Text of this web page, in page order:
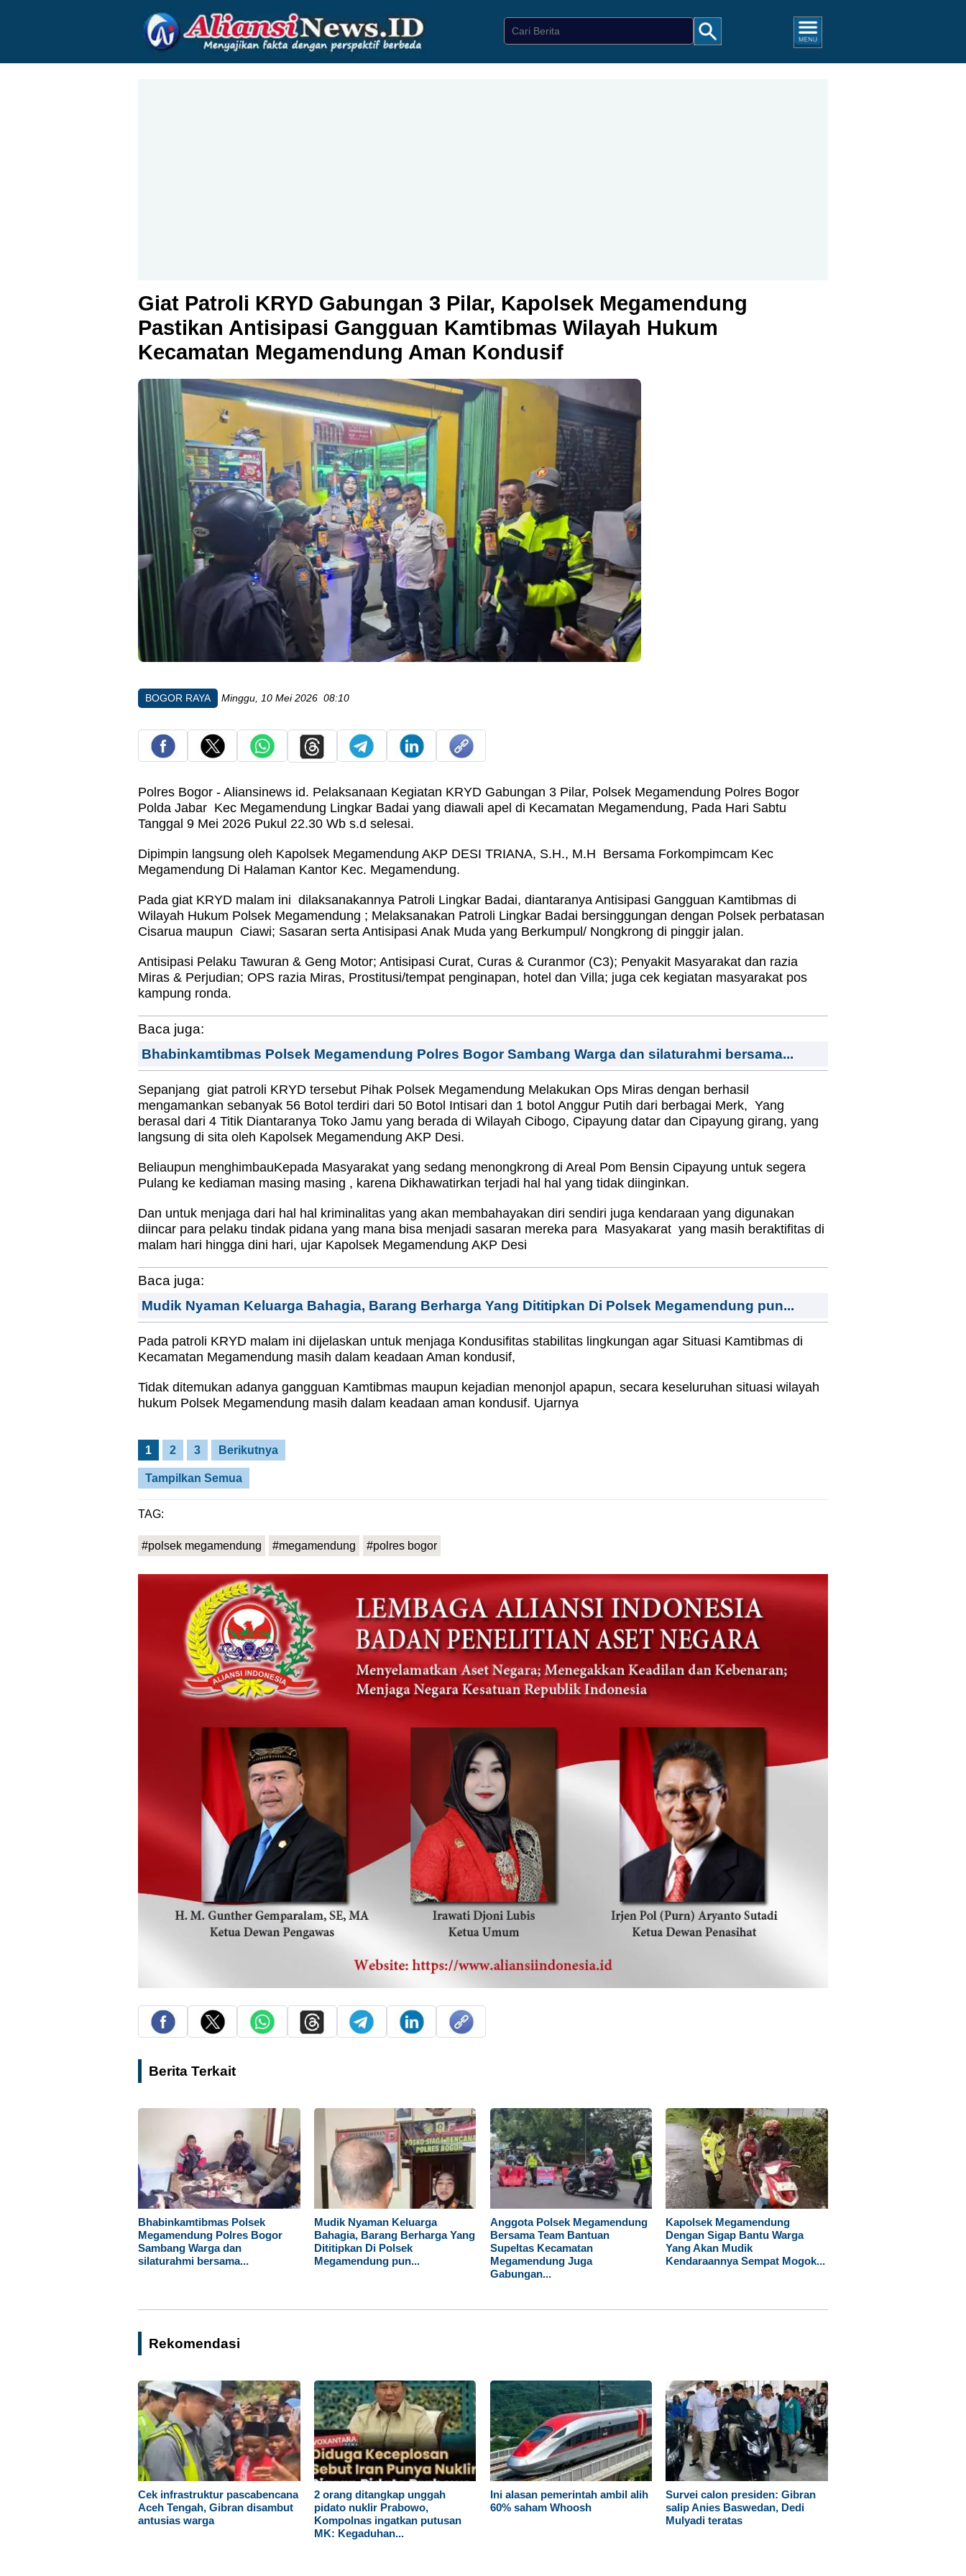
Giat Patroli KRYD Gabungan 3 Pilar, Kapolsek Megamendung
Pastikan Antisipasi Gangguan Kamtibmas Wilayah Hukum
Kecamatan Megamendung Aman Kondusif
BOGOR RAYA Minggu, 10 Mei 2026 08:10
Polres Bogor - Aliansinews id. Pelaksanaan Kegiatan KRYD Gabungan 3 Pilar, Polsek Megamendung Polres Bogor
Polda Jabar Kec Megamendung Lingkar Badai yang diawali apel di Kecamatan Megamendung, Pada Hari Sabtu
Tanggal 9 Mei 2026 Pukul 22.30 Wb s.d selesai.
Dipimpin langsung oleh Kapolsek Megamendung AKP DESI TRIANA, S.H., M.H Bersama Forkompimcam Kec
Megamendung Di Halaman Kantor Kec. Megamendung.
Pada giat KRYD malam ini dilaksanakannya Patroli Lingkar Badai, diantaranya Antisipasi Gangguan Kamtibmas di
Wilayah Hukum Polsek Megamendung ; Melaksanakan Patroli Lingkar Badai bersinggungan dengan Polsek perbatasan
Cisarua maupun Ciawi; Sasaran serta Antisipasi Anak Muda yang Berkumpul/ Nongkrong di pinggir jalan.
Antisipasi Pelaku Tawuran & Geng Motor; Antisipasi Curat, Curas & Curanmor (C3); Penyakit Masyarakat dan razia
Miras & Perjudian; OPS razia Miras, Prostitusi/tempat penginapan, hotel dan Villa; juga cek kegiatan masyarakat pos
kampung ronda.
Baca juga:
Bhabinkamtibmas Polsek Megamendung Polres Bogor Sambang Warga dan silaturahmi bersama...
Sepanjang giat patroli KRYD tersebut Pihak Polsek Megamendung Melakukan Ops Miras dengan berhasil
mengamankan sebanyak 56 Botol terdiri dari 50 Botol Intisari dan 1 botol Anggur Putih dari berbagai Merk, Yang
berasal dari 4 Titik Diantaranya Toko Jamu yang berada di Wilayah Cibogo, Cipayung datar dan Cipayung girang, yang
langsung di sita oleh Kapolsek Megamendung AKP Desi.
Beliaupun menghimbauKepada Masyarakat yang sedang menongkrong di Areal Pom Bensin Cipayung untuk segera
Pulang ke kediaman masing masing , karena Dikhawatirkan terjadi hal hal yang tidak diinginkan.
Dan untuk menjaga dari hal hal kriminalitas yang akan membahayakan diri sendiri juga kendaraan yang digunakan
diincar para pelaku tindak pidana yang mana bisa menjadi sasaran mereka para Masyakarat yang masih beraktifitas di
malam hari hingga dini hari, ujar Kapolsek Megamendung AKP Desi
Baca juga:
Mudik Nyaman Keluarga Bahagia, Barang Berharga Yang Dititipkan Di Polsek Megamendung pun...
Pada patroli KRYD malam ini dijelaskan untuk menjaga Kondusifitas stabilitas lingkungan agar Situasi Kamtibmas di
Kecamatan Megamendung masih dalam keadaan Aman kondusif,
Tidak ditemukan adanya gangguan Kamtibmas maupun kejadian menonjol apapun, secara keseluruhan situasi wilayah
hukum Polsek Megamendung masih dalam keadaan aman kondusif. Ujarnya
1 2 3 Berikutnya
Tampilkan Semua
TAG:
#polsek megamendung #megamendung #polres bogor
Berita Terkait
Bhabinkamtibmas Polsek
Megamendung Polres Bogor
Sambang Warga dan
silaturahmi bersama...
Mudik Nyaman Keluarga
Bahagia, Barang Berharga Yang
Dititipkan Di Polsek
Megamendung pun...
Anggota Polsek Megamendung
Bersama Team Bantuan
Supeltas Kecamatan
Megamendung Juga
Gabungan...
Kapolsek Megamendung
Dengan Sigap Bantu Warga
Yang Akan Mudik
Kendaraannya Sempat Mogok...
Rekomendasi
Cek infrastruktur pascabencana
Aceh Tengah, Gibran disambut
antusias warga
2 orang ditangkap unggah
pidato nuklir Prabowo,
Kompolnas ingatkan putusan
MK: Kegaduhan...
Ini alasan pemerintah ambil alih
60% saham Whoosh
Survei calon presiden: Gibran
salip Anies Baswedan, Dedi
Mulyadi teratas